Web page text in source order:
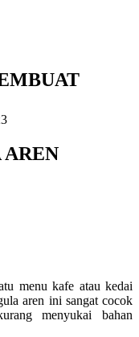
menu kafe atau kedai
aren ini sangat cocok
menyukai bahan